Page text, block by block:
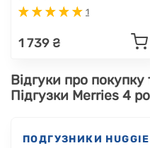
1
1 739 ₴
Відгуки про покупку
Підгузки Merries 4
ПОДГУЗНИКИ